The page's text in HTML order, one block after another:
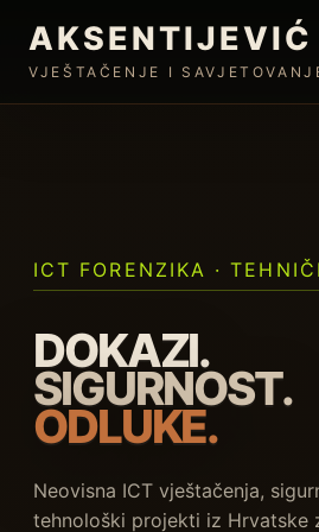
AKSENTIJEVIĆ
VJEŠTAČENJE I
ICT FORENZIKA ·
DOKAZI.
SIGURNOST.
ODLUKE.
Neovisna ICT vještačenja,
tehnološki projekti iz Hrvatske